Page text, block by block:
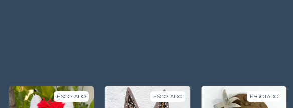
ESGOTADO ESGOTADO ESGOTADO